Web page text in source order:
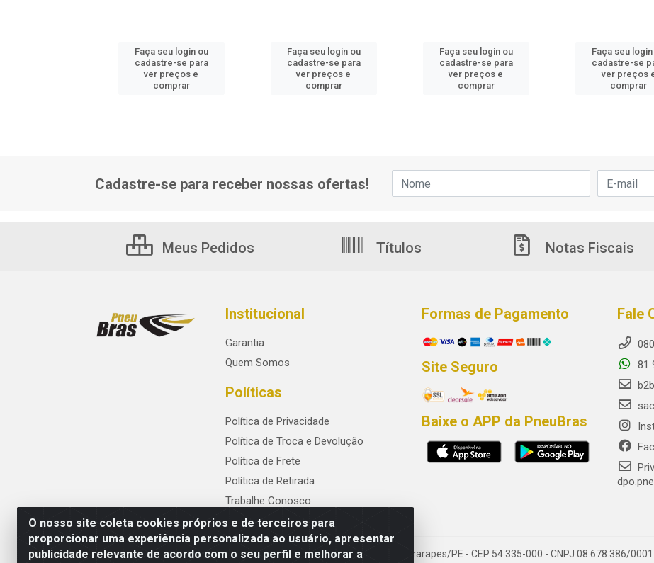
Faça seu login ou
cadastre-se para
ver preços e
comprar
Faça seu login ou
cadastre-se para
ver preços e
comprar
Faça seu login ou
cadastre-se para
ver preços e
comprar
Faça seu
cadastre-se
ver preços
comprar
O nosso site coleta cookies próprios e de terceiros para
proporcionar uma experiência personalizada ao usuário, apresentar
publicidade relevante de acordo com o seu perfil e melhorar a
Cadastre-se para receber nossas ofertas!
Meus Pedidos Títulos Notas Fiscais
Institucional
Garantia
Quem Somos
Políticas
Política de Privacidade
Política de Troca e Devolução
Política de Frete
Política de Retirada
Trabalhe Conosco
Formas de Pagamento
Site Seguro
Baixe o APP da PneuBras
Fale
81
PneuBras - Rodovia BR-101, KM 82 - Prazeres, Jaboatão dos Guararapes/PE - CEP 54.335-000 - CNPJ 08.678.386/